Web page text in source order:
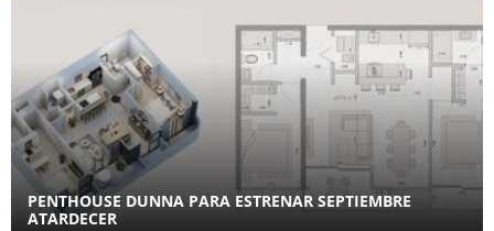
PENTHOUSE DUNNA PARA ESTRENAR SEPTIEMBRE
ATARDECER